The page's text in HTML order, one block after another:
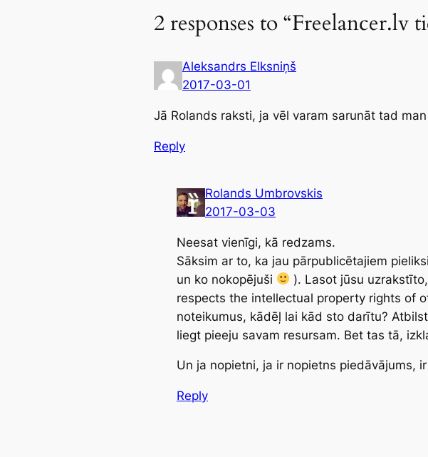
2 responses to “Freelancer.lv
Aleksandrs Elksniņš
2017-03-01
Jā Rolands raksti, ja vēl varam sarunāt tad
Reply
Rolands Umbrovskis
2017-03-03
Neesat vienīgi, kā redzams.
Sāksim ar to, ka jau pārpublicētajiem
un ko nokopējuši
). Lasot jūsu
respects the intellectual property rights of
noteikumus, kādēļ lai kād sto darītu?
liegt pieeju savam resursam. Bet tas tā,
Un ja nopietni, ja ir nopietns piedāvājums,
Reply